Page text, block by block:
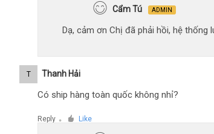
Cẩm Tú ADMIN
Dạ, cảm ơn Chị đã phải hồi, hệ
T Thanh Hải
Có ship hàng toàn quốc không nhỉ?
Reply ● Like